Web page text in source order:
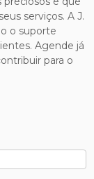
serviços. A J.
o suporte
Agende já
para o